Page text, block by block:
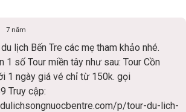
7 năm
lịch Bến Tre các mẹ tham khảo nhé.
1 số Tour miền tây như sau: Tour Cồn
1 ngày giá vé chỉ từ 150k. gọi
Truy cập:
p/tour-du-lich-